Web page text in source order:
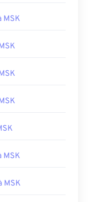
MSK
MSK
MSK